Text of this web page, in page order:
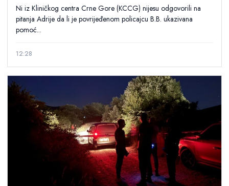
Ni iz Kliničkog centra Crne Gore (KCCG) nijesu odgovorili na
pitanja Adrije da li je povrijeđenom policajcu B.B. ukazivana
pomoć...
12:28